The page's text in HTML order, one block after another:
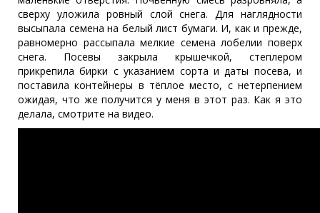
сверху уложила ровный слой снега. Для наглядности
высыпала семена на белый лист бумаги. И, как и прежде,
равномерно рассыпала мелкие семена лобелии поверх
снега. Посевы закрыла крышечкой, степлером
прикрепила бирки с указанием сорта и даты посева, и
поставила контейнеры в тёплое место, с нетерпением
ожидая, что же получится у меня в этот раз. Как я это
делала, смотрите на видео.